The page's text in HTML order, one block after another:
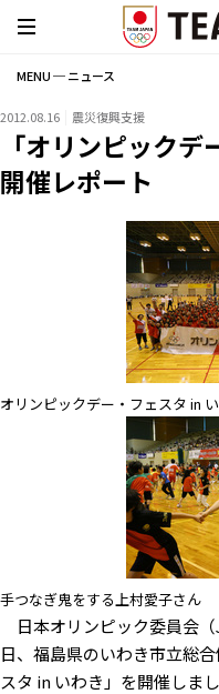
MENU ─ ニュース
2012.08.16 震災復興支援
「オリンピックデ
開催レポート
オリンピックデー・フェスタ in
手つなぎ鬼をする上村愛子さん
日本オリンピック委員会
日、福島県のいわき市立総
スタ in いわき」を開催しまし